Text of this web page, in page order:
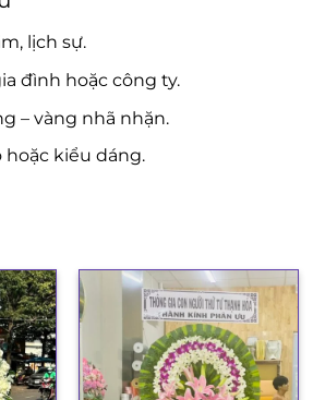
lịch sự.
đình hoặc công ty.
– vàng nhã nhặn.
kiểu dáng.